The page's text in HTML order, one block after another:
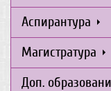
Аспирантура
Магистратура
Доп.